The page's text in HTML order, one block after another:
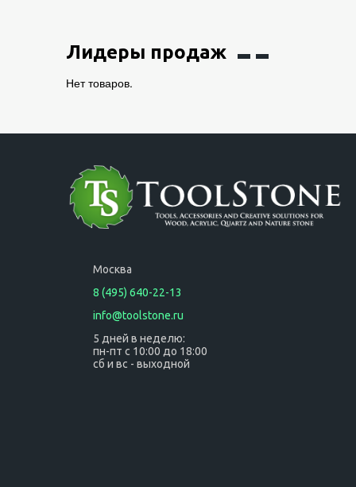
Лидеры продаж
Нет товаров.
Москва
8 (495) 640-22-13
info@toolstone.ru
5 дней в неделю:
пн-пт с 10:00 до 18:00
сб и вс - выходной